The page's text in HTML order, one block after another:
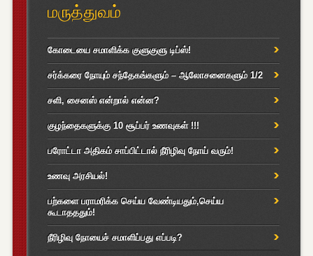
மருத்துவம்
கோடையை சமாளிக்க குளுகுளு டிப்ஸ்!
சர்க்கரை நோயும் சந்தேகங்களும் – ஆலோசனைகளும் 1/2
சளி, சைனஸ் என்றால் என்ன?
குழந்தைகளுக்கு 10 சூப்பர் உணவுகள் !!!
பரோட்டா அதிகம் சாப்பிட்டால் நீரிழிவு நோய் வரும்!
உணவு அரசியல்!
பற்களை பராமரிக்க செய்ய வேண்டியதும்,செய்ய
கூடாதததும்!
நீரிழிவு நோயைச் சமாளிப்பது எப்படி?